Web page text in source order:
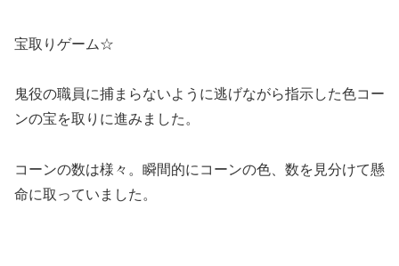
宝取りゲーム☆
鬼役の職員に捕まらないように逃げながら指示した色コー
ンの宝を取りに進みました。
コーンの数は様々。瞬間的にコーンの色、数を見分けて懸
命に取っていました。